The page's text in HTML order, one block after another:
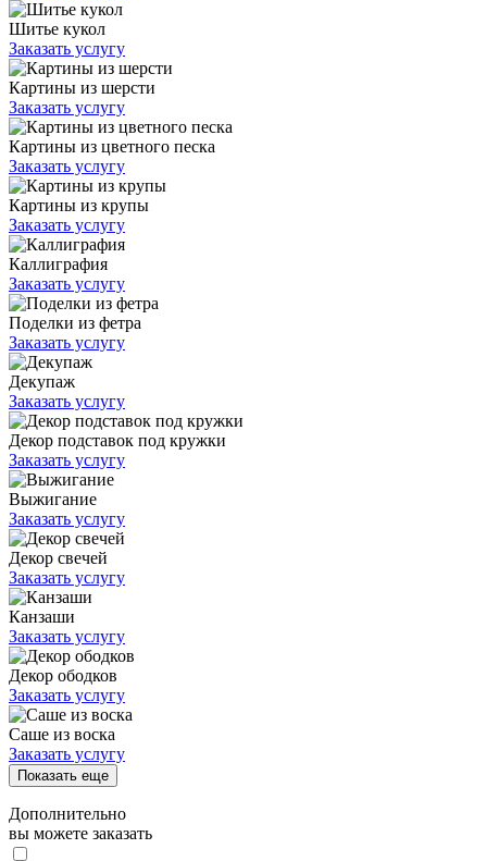
Шитье кукол
Заказать услугу
Картины из шерсти
Заказать услугу
Картины из цветного песка
Заказать услугу
Картины из крупы
Заказать услугу
Каллиграфия
Заказать услугу
Поделки из фетра
Заказать услугу
Декупаж
Заказать услугу
Декор подставок под кружки
Заказать услугу
Выжигание
Заказать услугу
Декор свечей
Заказать услугу
Канзаши
Заказать услугу
Декор ободков
Заказать услугу
Саше из воска
Заказать услугу
Показать еще
Дополнительно
вы можете заказать